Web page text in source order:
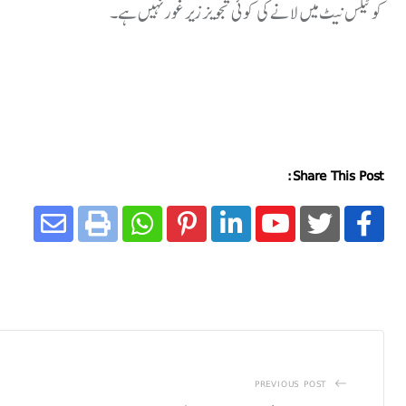
کو ٹیکس نیٹ میں لانے کی کوئی تجویز زیر غور نہیں ہے۔
Share This Post:
PREVIOUS POST